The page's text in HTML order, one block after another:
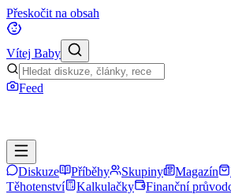
Přeskočit na obsah
Vítej Baby
Feed
Diskuze Příběhy Skupiny Magazín
Těhotenství
Kalkulačky Finanční